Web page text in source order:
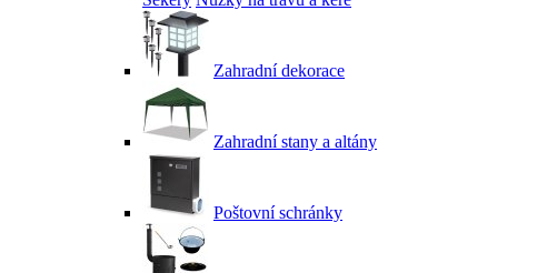
Zahradní dekorace
Zahradní stany a altány
Poštovní schránky